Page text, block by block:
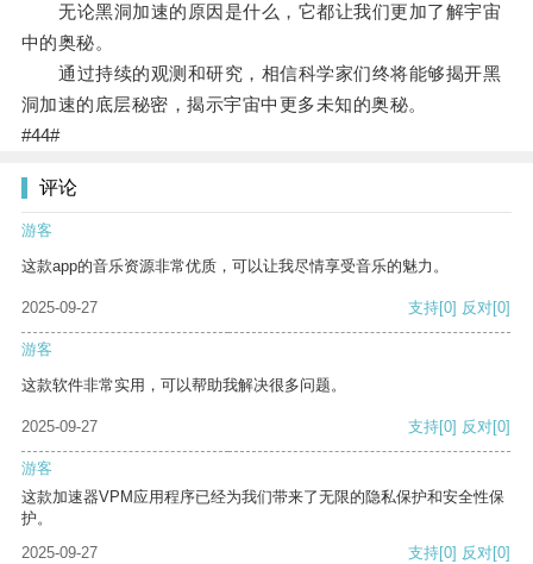
无论黑洞加速的原因是什么，它都让我们更加了解宇宙
中的奥秘。
通过持续的观测和研究，相信科学家们终将能够揭开黑
洞加速的底层秘密，揭示宇宙中更多未知的奥秘。
#44#
评论
游客
这款app的音乐资源非常优质，可以让我尽情享受音乐的魅力。
2025-09-27 支持[0] 反对[0]
游客
这款软件非常实用，可以帮助我解决很多问题。
2025-09-27 支持[0] 反对[0]
游客
这款加速器VPM应用程序已经为我们带来了无限的隐私保护和安全性保
护。
2025-09-27
支持[0] 反对[0]